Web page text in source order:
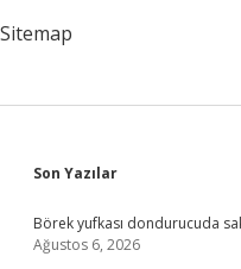
Sitemap
Sidebar
Son Yazılar
Börek yufkası dondurucuda
Ağustos 6, 2026